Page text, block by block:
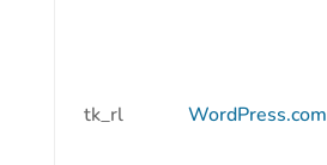
tk_rl WordPress.com